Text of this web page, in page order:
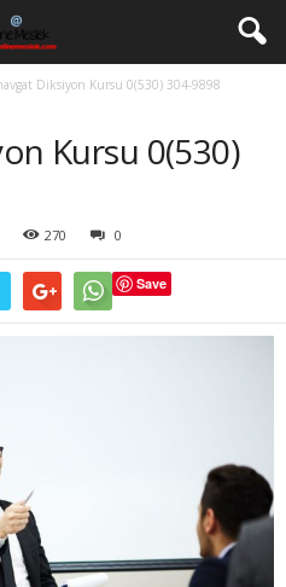
Diksiyon Kursu 0(530) 304-9898
Kursu 0(530)
270 0
Save